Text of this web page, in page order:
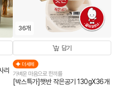
리
36개
담기
더세페
가벼운 마음으로 한끼를
[박스특가]햇반 작은공기 130gX36개